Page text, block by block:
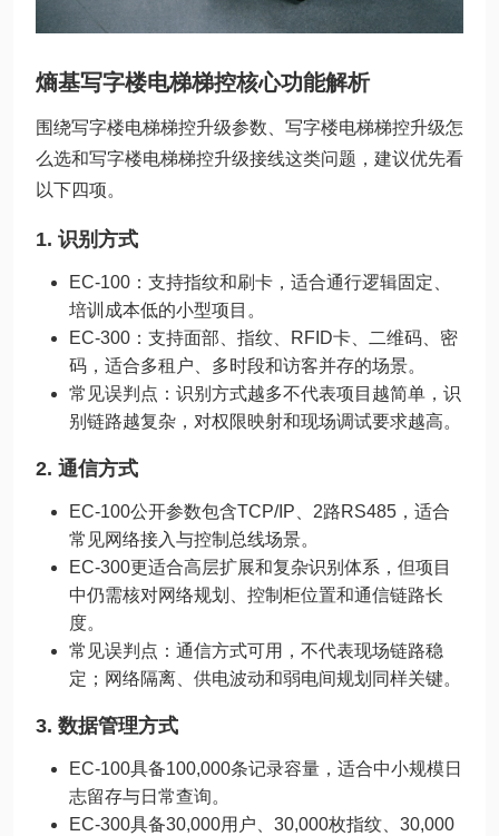
熵基写字楼电梯梯控核心功能解析
围绕写字楼电梯梯控升级参数、写字楼电梯梯控升级怎
么选和写字楼电梯梯控升级接线这类问题，建议优先看
以下四项。
1. 识别方式
EC-100：支持指纹和刷卡，适合通行逻辑固定、
培训成本低的小型项目。
EC-300：支持面部、指纹、RFID卡、二维码、密
码，适合多租户、多时段和访客并存的场景。
常见误判点：识别方式越多不代表项目越简单，识
别链路越复杂，对权限映射和现场调试要求越高。
2. 通信方式
EC-100公开参数包含TCP/IP、2路RS485，适合
常见网络接入与控制总线场景。
EC-300更适合高层扩展和复杂识别体系，但项目
中仍需核对网络规划、控制柜位置和通信链路长
度。
常见误判点：通信方式可用，不代表现场链路稳
定；网络隔离、供电波动和弱电间规划同样关键。
3. 数据管理方式
EC-100具备100,000条记录容量，适合中小规模日
志留存与日常查询。
EC-300具备30,000用户、30,000枚指纹、30,000